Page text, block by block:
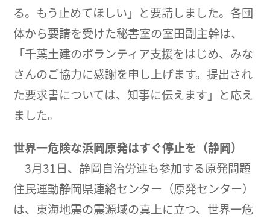
る。もう止めてほしい」と要請しました。各団
体から要請を受けた秘書室の室田副主幹は、
「千葉土建のボランティア支援をはじめ、みな
さんのご協力に感謝を申し上げます。提出され
た要求書については、知事に伝えます」と応え
ました。
世界一危険な浜岡原発はすぐ停止を（静岡）
3月31日、静岡自治労連も参加する原発問題
住民運動静岡県連絡センター（原発センター）
は、東海地震の震源域の真上に立つ、世界一危